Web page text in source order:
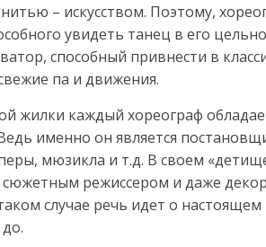
– искусством. Поэтому,
увидеть танец в его
способный привнести в
па и движения.
жилки каждый хореограф
именно он является
мюзикла и т.д. В своем
сюжетным режиссером и даже
случае речь идет о